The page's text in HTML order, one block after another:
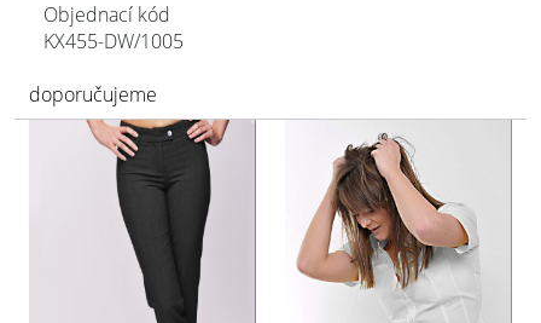
Objednací kód
KX455-DW/1005
doporučujeme